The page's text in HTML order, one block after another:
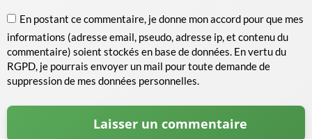
En postant ce commentaire, je donne mon accord pour que mes
informations (adresse email, pseudo, adresse ip, et contenu du
commentaire) soient stockés en base de données. En vertu du
RGPD, je pourrais envoyer un mail pour toute demande de
suppression de mes données personnelles.